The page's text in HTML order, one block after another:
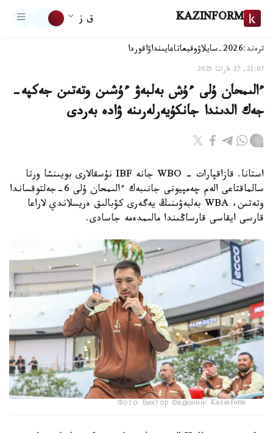
KAZINFORM ق ز
ترەند:2026-سايلاۋ وقيعاتاعايىنداۋاقوردا
21:07, 27 قاراشا 2025
ءالىمحان ۇلى ءۇش بەلبەۋ ءۇشىن وتەتىن جەكپە-
جەك الدىندا جانكۇيەرلەرىنە ۋادە بەردى
استانا. قازاقپارات - WBO جانە IBF نۇسقالارى بويىنشا ورتا
سالماقتاعى الەم چەمپيونى جانىبەك ءالىمحان ۇلى 6-جەلتوقساندا
وتەتىن، WBA بەلبەۋىنىڭ يەگەرى كۋبالىق ەريسلاندي لاراعا
قارسى ايقاسى قارساڭىندا مالىمدەمە جاسادى.
Фото: Виктор Федюнин/ Kazinform